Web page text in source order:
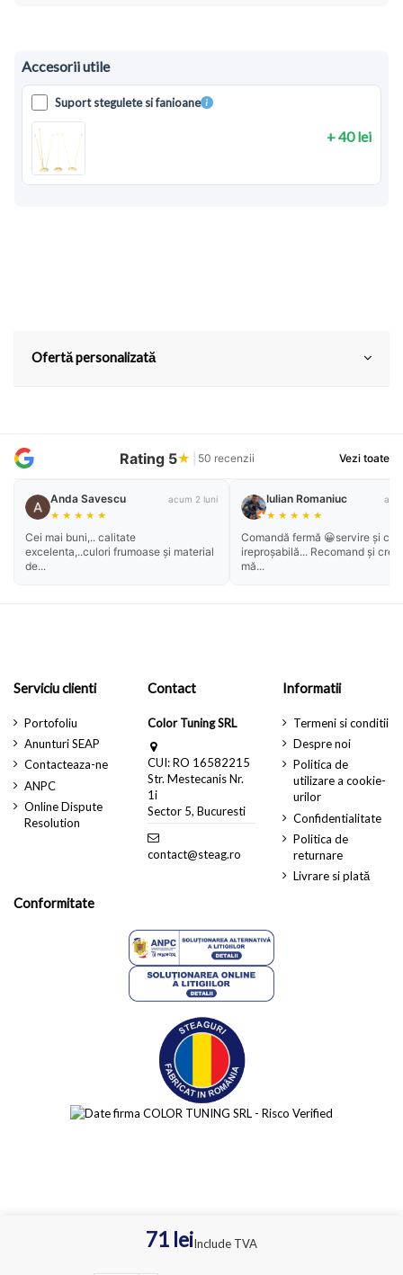
Accesorii utile
Suport stegulete si fanioane
+ 40 lei
71 leiInclude TVA
Ofertă personalizată
Rating 5★ 50 recenzii Vezi toate
Anda Savescu
★ ★ ★ ★ ★
acum 2 luni
Cei mai buni,.. calitate
excelenta,..culori frumoase și material
de...
Iulian Romaniuc
★ ★ ★ ★ ★
Comandă fermă 😀servire și
ireproșabilă... Recomand și cred
mă...
Serviciu clienti
Portofoliu
Anunturi SEAP
Contacteaza-ne
ANPC
Online Dispute
Resolution
Contact
Color Tuning SRL
CUI: RO 16582215
Str. Mestecanis Nr.
1i
Sector 5, Bucuresti
contact@steag.ro
Informatii
Termeni si conditii
Despre noi
Politica de
utilizare a cookie-
urilor
Confidentialitate
Politica de
returnare
Livrare si plată
Conformitate